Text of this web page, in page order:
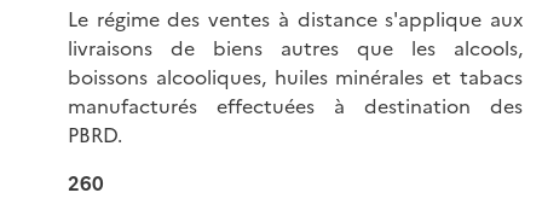
Le régime des ventes à distance s'applique aux
livraisons de biens autres que les alcools,
boissons alcooliques, huiles minérales et tabacs
manufacturés effectuées à destination des
PBRD.
260